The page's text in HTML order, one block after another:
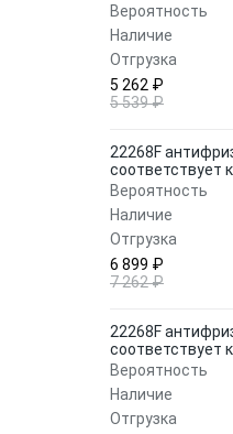
Вероятность
Наличие
Отгрузка
5 262 ₽
5 539 ₽
22268F
соответствует
Вероятность
Наличие
Отгрузка
6 899 ₽
7 262 ₽
22268F
соответствует
Вероятность
Наличие
Отгрузка